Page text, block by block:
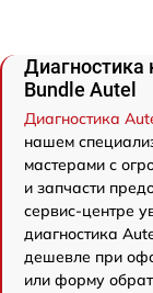
Диагностика
Bundle Autel
Диагностика
нашем
мастерами с
и запчасти
сервис-центре
диагностика
дешевле при
или форму